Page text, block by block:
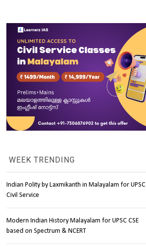
WEEK TRENDING
Indian Polity by Laxmikanth in Malayalam for UPSC
Civil Service
Modern Indian History Malayalam for UPSC CSE
based on Spectrum & NCERT